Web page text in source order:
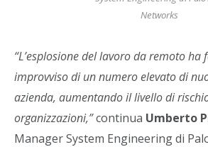
Networks
“L’esplosione del lavoro da remoto ha
improvviso di un numero elevato di
azienda, aumentando il livello di
organizzazioni,”continua Umberto
Manager System Engineering di